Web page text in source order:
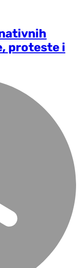
proteste i